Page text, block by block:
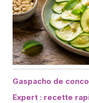
Gaspacho de
Expert : recette